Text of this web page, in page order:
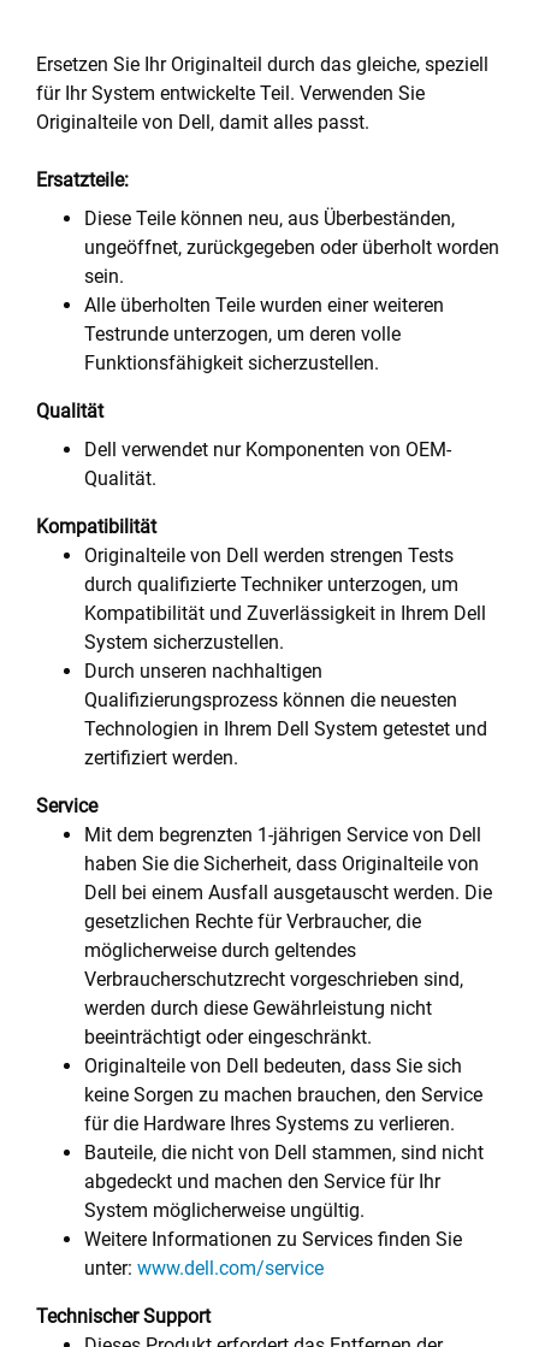
Ersetzen Sie Ihr Originalteil durch das gleiche, speziell
für Ihr System entwickelte Teil. Verwenden Sie
Originalteile von Dell, damit alles passt.
Ersatzteile:
Diese Teile können neu, aus Überbeständen,
ungeöffnet, zurückgegeben oder überholt worden
sein.
Alle überholten Teile wurden einer weiteren
Testrunde unterzogen, um deren volle
Funktionsfähigkeit sicherzustellen.
Qualität
Dell verwendet nur Komponenten von OEM-
Qualität.
Kompatibilität
Originalteile von Dell werden strengen Tests
durch qualifizierte Techniker unterzogen, um
Kompatibilität und Zuverlässigkeit in Ihrem Dell
System sicherzustellen.
Durch unseren nachhaltigen
Qualifizierungsprozess können die neuesten
Technologien in Ihrem Dell System getestet und
zertifiziert werden.
Service
Mit dem begrenzten 1-jährigen Service von Dell
haben Sie die Sicherheit, dass Originalteile von
Dell bei einem Ausfall ausgetauscht werden. Die
gesetzlichen Rechte für Verbraucher, die
möglicherweise durch geltendes
Verbraucherschutzrecht vorgeschrieben sind,
werden durch diese Gewährleistung nicht
beeinträchtigt oder eingeschränkt.
Originalteile von Dell bedeuten, dass Sie sich
keine Sorgen zu machen brauchen, den Service
für die Hardware Ihres Systems zu verlieren.
Bauteile, die nicht von Dell stammen, sind nicht
abgedeckt und machen den Service für Ihr
System möglicherweise ungültig.
Weitere Informationen zu Services finden Sie
unter: www.dell.com/service
Technischer Support